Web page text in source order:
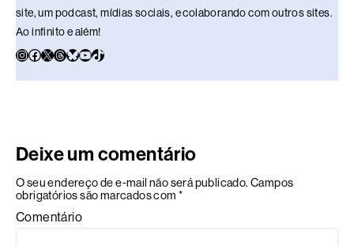
site, um podcast, mídias sociais, e colaborando com outros sites.
Ao infinito e além!
Deixe um comentário
O seu endereço de e-mail não será publicado. Campos
obrigatórios são marcados com *
Comentário